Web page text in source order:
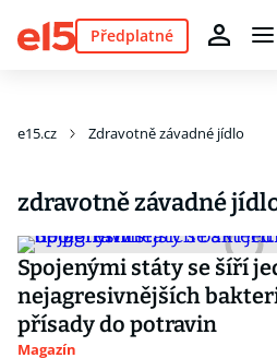
Předplatné
e15.cz Zdravotně závadné jídlo
zdravotně závadné
Spojenými státy se šíří
nejagresivnějších
přísady do potravin
Magazín